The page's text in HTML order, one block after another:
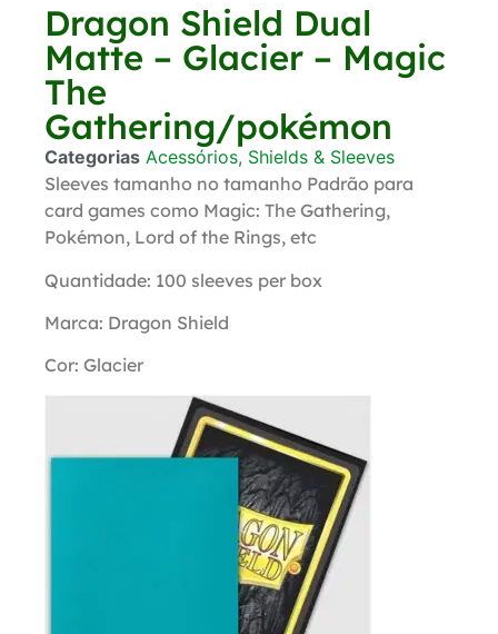
Dragon Shield Dual
Matte – Glacier – Magic
The
Gathering/pokémon
Categorias Acessórios, Shields & Sleeves
Sleeves tamanho no tamanho Padrão para
card games como Magic: The Gathering,
Pokémon, Lord of the Rings, etc
Quantidade: 100 sleeves per box
Marca: Dragon Shield
Cor: Glacier